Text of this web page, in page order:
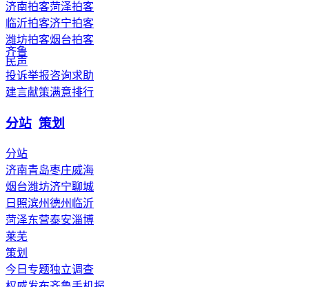
济南拍客菏泽拍客
临沂拍客济宁拍客
潍坊拍客烟台拍客
齐鲁
民声
投诉举报咨询求助
建言献策满意排行
分站 策划
分站
济南青岛枣庄威海
烟台潍坊济宁聊城
日照滨州德州 临沂
菏泽东营泰安淄博
莱芜
策划
今日专题独立调查